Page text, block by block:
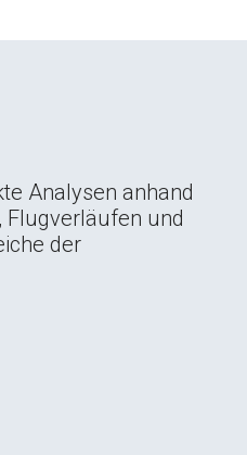
Analysen anhand
Flugverläufen und
der